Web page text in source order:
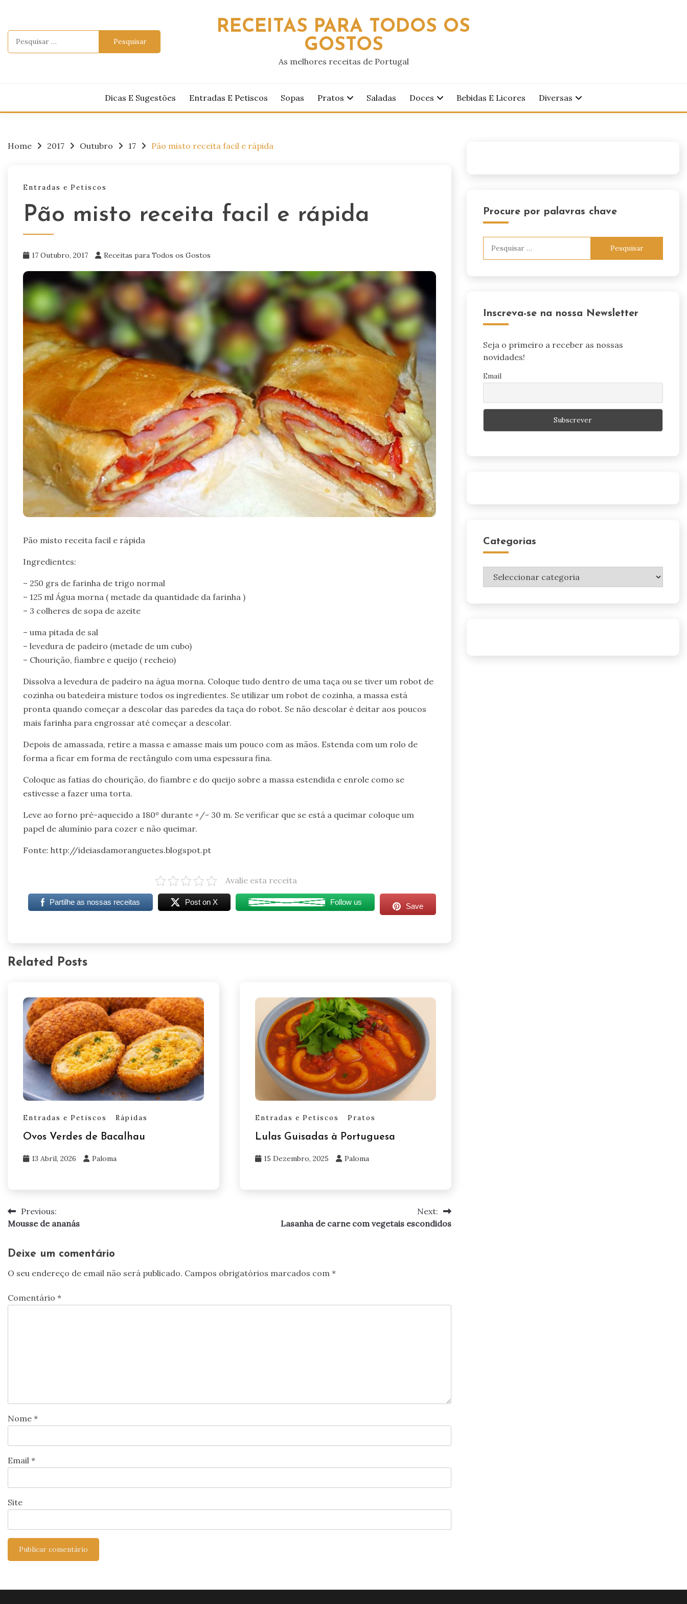
content
RECEITAS PARA TODOS OS
GOSTOS
As melhores receitas de Portugal
Dicas E Sugestões Entradas E Petiscos Sopas Pratos Saladas Doces Bebidas E Licores Diversas
Home 2017 Outubro 17 Pão misto receita facil e rápida
Entradas e Petiscos
Pão misto receita facil e rápida
17 Outubro, 2017 Receitas para Todos os Gostos
Pão misto receita facil e rápida
Ingredientes:
– 250 grs de farinha de trigo normal
– 125 ml Água morna ( metade da quantidade da farinha )
– 3 colheres de sopa de azeite
– uma pitada de sal
– levedura de padeiro (metade de um cubo)
– Chourição, fiambre e queijo ( recheio)
Dissolva a levedura de padeiro na água morna. Coloque tudo dentro de uma taça ou se tiver um robot de
cozinha ou batedeira misture todos os ingredientes. Se utilizar um robot de cozinha, a massa está
pronta quando começar a descolar das paredes da taça do robot. Se não descolar é deitar aos poucos
mais farinha para engrossar até começar a descolar.
Depois de amassada, retire a massa e amasse mais um pouco com as mãos. Estenda com um rolo de
forma a ficar em forma de rectângulo com uma espessura fina.
Coloque as fatias do chourição, do fiambre e do queijo sobre a massa estendida e enrole como se
estivesse a fazer uma torta.
Leve ao forno pré-aquecido a 180º durante +/- 30 m. Se verificar que se está a queimar coloque um
papel de alumínio para cozer e não queimar.
Fonte: http://ideiasdamoranguetes.blogspot.pt
Avalie esta receita
Partilhe as nossas receitas Post on X Follow us Save
Related Posts
Entradas e Petiscos Rápidas
Ovos Verdes de Bacalhau
13 Abril, 2026 Paloma
Entradas e Petiscos Pratos
Lulas Guisadas à Portuguesa
15 Dezembro, 2025 Paloma
Navegação
artigos
Previous:
Mousse de ananás
Next:
Lasanha de carne com vegetais escondidos
Deixe um comentário
O seu endereço de email não será publicado. Campos obrigatórios marcados com *
Comentário *
Nome *
Email *
Site
Procure por palavras chave
Inscreva-se na nossa Newsletter
Seja o primeiro a receber as nossas
novidades!
Email
Categorias
Categorias